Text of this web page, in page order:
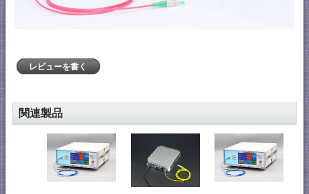
レビューを書く
関連製品